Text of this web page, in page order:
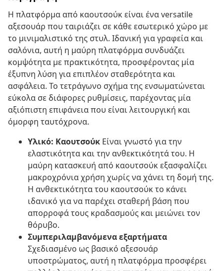
Η πλατφόρμα από καουτσούκ είναι ένα versatile
αξεσουάρ που ταιριάζει σε κάθε εσωτερικό χώρο με
το μινιμαλιστικό της στυλ. Ιδανική για γραφεία και
σαλόνια, αυτή η μαύρη πλατφόρμα συνδυάζει
κομψότητα με πρακτικότητα, προσφέροντας μία
έξυπνη λύση για επιπλέον σταθερότητα και
ασφάλεια. Το τετράγωνο σχήμα της ενσωματώνεται
εύκολα σε διάφορες ρυθμίσεις, παρέχοντας μία
αξιόπιστη επιφάνεια που είναι λειτουργική και
όμορφη ταυτόχρονα.
Υλικό: Καουτσούκ Είναι γνωστό για την
ελαστικότητα και την ανθεκτικότητά του. Η
μαύρη κατασκευή από καουτσούκ εξασφαλίζει
μακροχρόνια χρήση χωρίς να χάνει τη δομή της.
Η ανθεκτικότητα του καουτσούκ το κάνει
ιδανικό για να παρέχει σταθερή βάση που
απορροφά τους κραδασμούς και μειώνει τον
θόρυβο.
Συμπεριλαμβανόμενα εξαρτήματα
Σχεδιασμένο ως βασικό αξεσουάρ
υποστρώματος, αυτή η πλατφόρμα προσφέρει